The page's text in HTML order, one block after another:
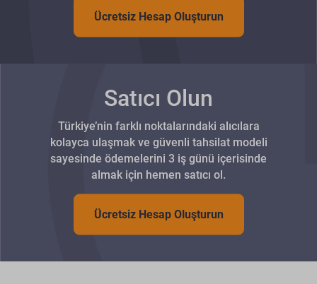
Ücretsiz Hesap Oluşturun
Satıcı Olun
Türkiye’nin farklı noktalarındaki alıcılara
kolayca ulaşmak ve güvenli tahsilat modeli
sayesinde ödemelerini 3 iş günü içerisinde
almak için hemen satıcı ol.
Ücretsiz Hesap Oluşturun